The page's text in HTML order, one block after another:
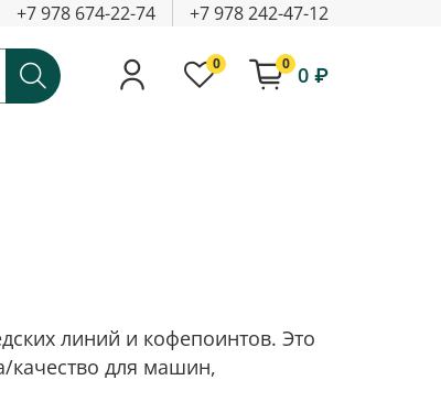
+7 978 674-22-74 +7 978 242-47-12
0 0 0 ₽
линий и кофепоинтов. Это
качество для машин,